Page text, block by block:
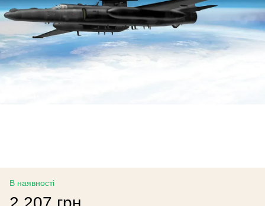
В наявності